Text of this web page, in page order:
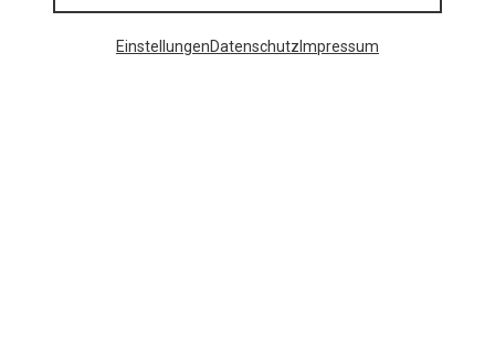
EinstellungenDatenschutz Impressum